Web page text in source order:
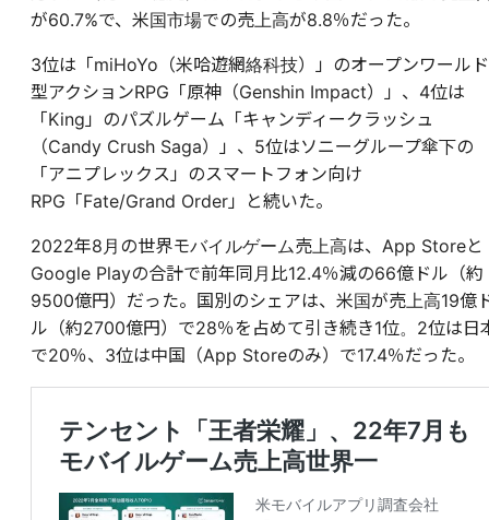
が60.7%で、米国市場での売上高が8.8％だった。
3位は「miHoYo（米哈遊網絡科技）」のオープンワールド
型アクションRPG「原神（Genshin Impact）」、4位は
「King」のパズルゲーム「キャンディークラッシュ
（Candy Crush Saga）」、5位はソニーグループ傘下の
「アニプレックス」のスマートフォン向け
RPG「Fate/Grand Order」と続いた。
2022年8月の世界モバイルゲーム売上高は、App Storeと
Google Playの合計で前年同月比12.4％減の66億ドル（約
9500億円）だった。国別のシェアは、米国が売上高19億
ル（約2700億円）で28％を占めて引き続き1位。2位は日
で20％、3位は中国（App Storeのみ）で17.4％だった。